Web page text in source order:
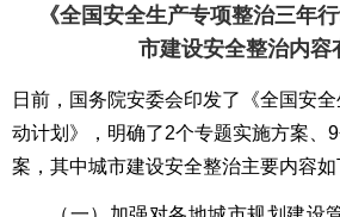
《全国安全生产专项整治三年
市建设安全整治内容
日前，国务院安委会印发了《全国安
动计划》，明确了2个专题实施方案、
案，其中城市建设安全整治主要内容如